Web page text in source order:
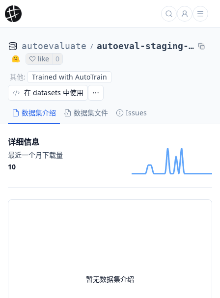
autoevaluate / autoeval-staging-eval-project-xsum-6cd6bf3a-11245505
like
0
其他: Trained with AutoTrain
数据集介绍 数据集文件 Issues
在 datasets 中使用
暂无数据集介绍
详细信息
最近一个月下载量
10